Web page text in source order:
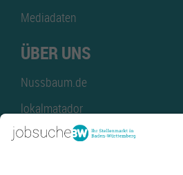
Mediadaten
ÜBER UNS
Nussbaum.de
lokalmatador
kaufinBW